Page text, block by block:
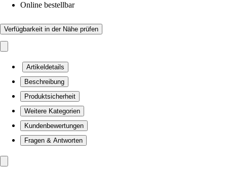
Online bestellbar
Verfügbarkeit in der Nähe prüfen
Artikeldetails
Beschreibung
Produktsicherheit
Weitere Kategorien
Kundenbewertungen
Fragen & Antworten